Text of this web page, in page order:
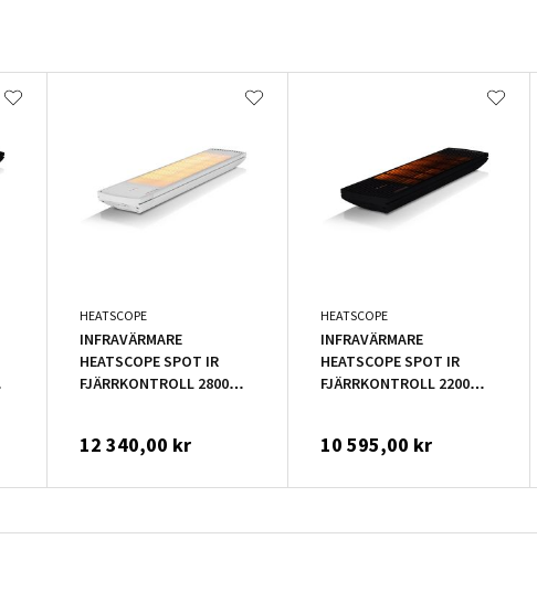
HEATSCOPE
INFRAVÄRMARE
HEATSCOPE SPOT IR
FJÄRRKONTROLL 2800W
12 340,00 kr
HEATSCOPE
INFRAVÄRMARE
HEATSCOPE SPOT IR
FJÄRRKONTROLL 2200W
10 595,00 kr